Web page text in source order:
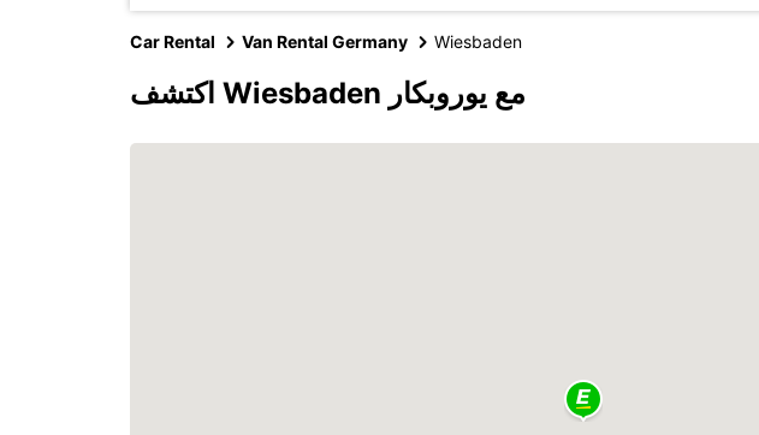
Car Rental Van Rental Germany Wiesbaden
اكتشف Wiesbaden مع يوروبكار